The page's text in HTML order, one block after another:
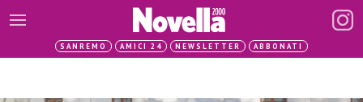
SANREMO AMICI 24 NEWSLETTER ABBONATI